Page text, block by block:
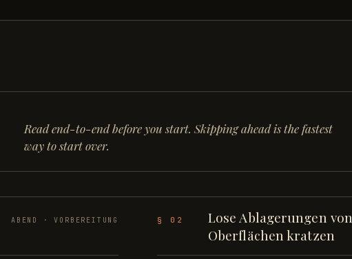
Read end-to-end before you start. Skipping ahead is the fastest
way to start over.
ABEND · VORBEREITUNG § 02
Lose Ablagerungen von
Oberflächen kratzen